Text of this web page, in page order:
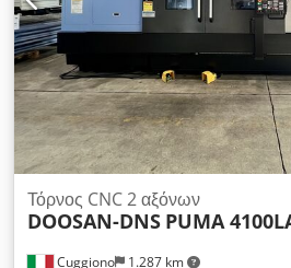
Cuggiono 1.287 km
Τόρνος CNC 2 αξόνων
DOOSAN-DNS PUMA